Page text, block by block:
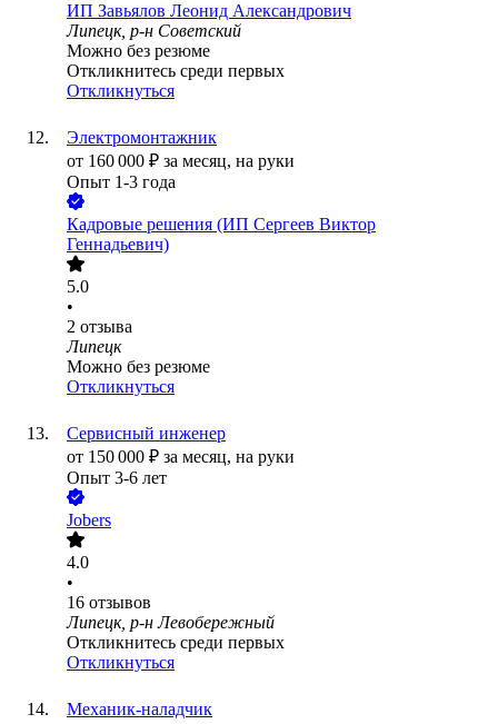
ИП Завьялов Леонид Александрович
Липецк, р-н Советский
Можно без резюме
Откликнитесь среди первых
Откликнуться
Электромонтажник
от 160 000 ₽ за месяц, на руки
Опыт 1-3 года
Кадровые решения (ИП Сергеев Виктор
Геннадьевич)
5.0
•
2 отзыва
Липецк
Можно без резюме
Откликнуться
Сервисный инженер
от 150 000 ₽ за месяц, на руки
Опыт 3-6 лет
Jobers
4.0
•
16 отзывов
Липецк, р-н Левобережный
Откликнитесь среди первых
Откликнуться
Механик-наладчик